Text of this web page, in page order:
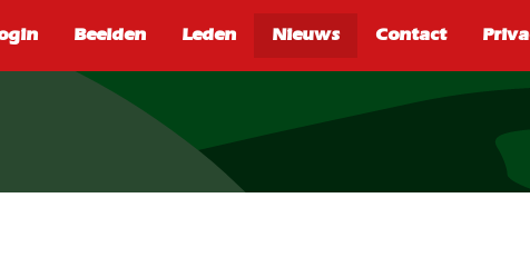
SEARCH